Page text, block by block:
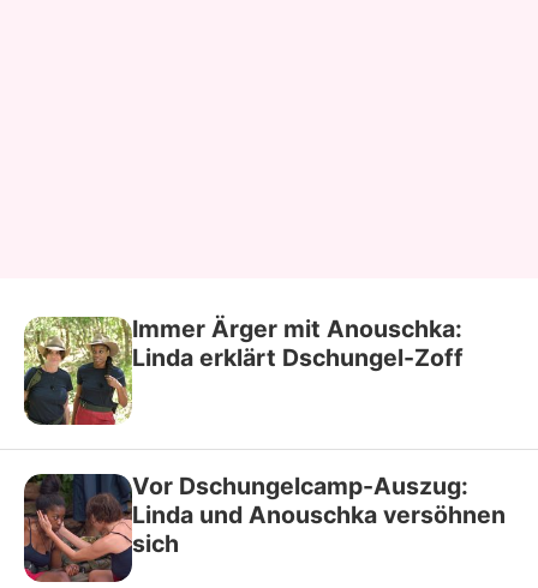
Immer Ärger mit Anouschka:
Linda erklärt Dschungel-Zoff
Vor Dschungelcamp-Auszug:
Linda und Anouschka versöhnen
sich